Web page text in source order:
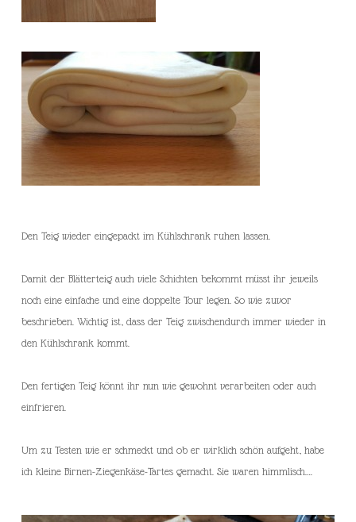
Den Teig wieder eingepackt im Kühlschrank ruhen lassen.
Damit der Blätterteig auch viele Schichten bekommt müsst ihr jeweils
noch eine einfache und eine doppelte Tour legen. So wie zuvor
beschrieben. Wichtig ist, dass der Teig zwischendurch immer wieder in
den Kühlschrank kommt.
Den fertigen Teig könnt ihr nun wie gewohnt verarbeiten oder auch
einfrieren.
Um zu Testen wie er schmeckt und ob er wirklich schön aufgeht, habe
ich kleine Birnen-Ziegenkäse-Tartes gemacht. Sie waren himmlisch….